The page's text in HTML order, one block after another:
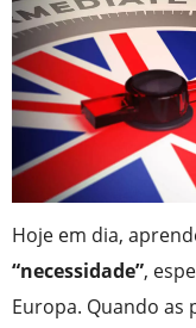
Hoje em dia,
“necessidade”,
Europa. Quando as